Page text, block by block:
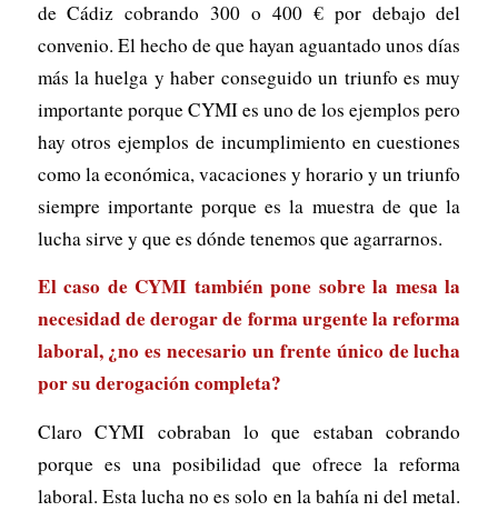
de Cádiz cobrando 300 o 400 € por debajo del
convenio. El hecho de que hayan aguantado unos días
más la huelga y haber conseguido un triunfo es muy
importante porque CYMI es uno de los ejemplos pero
hay otros ejemplos de incumplimiento en cuestiones
como la económica, vacaciones y horario y un triunfo
siempre importante porque es la muestra de que la
lucha sirve y que es dónde tenemos que agarrarnos.
El caso de CYMI también pone sobre la mesa la
necesidad de derogar de forma urgente la reforma
laboral, ¿no es necesario un frente único de lucha
por su derogación completa?
Claro CYMI cobraban lo que estaban cobrando
porque es una posibilidad que ofrece la reforma
laboral. Esta lucha no es solo en la bahía ni del metal.